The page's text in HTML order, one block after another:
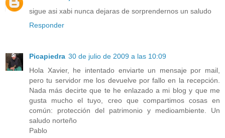
sigue asi xabi nunca dejaras de sorprendernos un saludo
Responder
Picapiedra 30 de julio de 2009 a las 10:09
Hola Xavier, he intentado enviarte un mensaje por mail,
pero tu servidor me los devuelve por fallo en la recepción.
Nada más decirte que te he enlazado a mi blog y que me
gusta mucho el tuyo, creo que compartimos cosas en
común: protección del patrimonio y medioambiente. Un
saludo norteño
Pablo